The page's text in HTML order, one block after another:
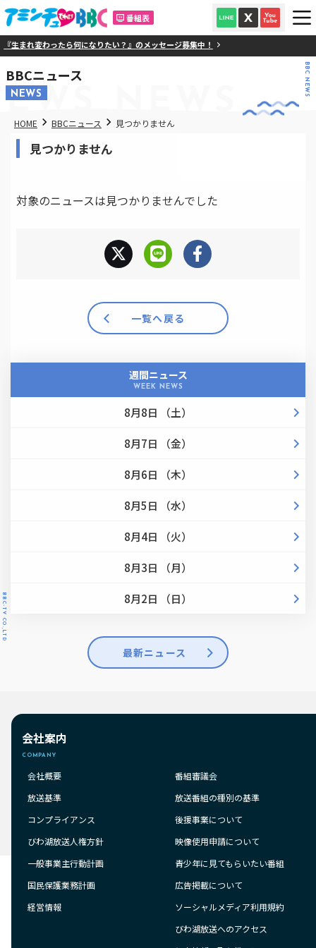
番組表
生まれ変わったら何になりたい？』のメッセージ募集中！
BBCニュース
NEWS BBC NEWS
HOME BBCニュース 見つかりません
見つかりません
対象のニュースは見つかりませんでした
一覧へ戻る
週間ニュース
WEEK NEWS
8月8日 （土）
8月7日 （金）
8月6日 （木）
8月5日 （水）
8月4日 （火）
8月3日 （月）
8月2日 （日）
最新ニュース
BBC-TV CO.,LTD
会社案内
COMPANY
会社概要
放送基準
コンプライアンス
びわ湖放送人権方針
一般事業主行動計画
国民保護業務計画
経営情報
番組審議会
放送番組の種別の基準
後援事業について
映像使用申請について
青少年に見てもらいたい番組
広告掲載について
ソーシャルメディア利用規約
びわ湖放送へのアクセス